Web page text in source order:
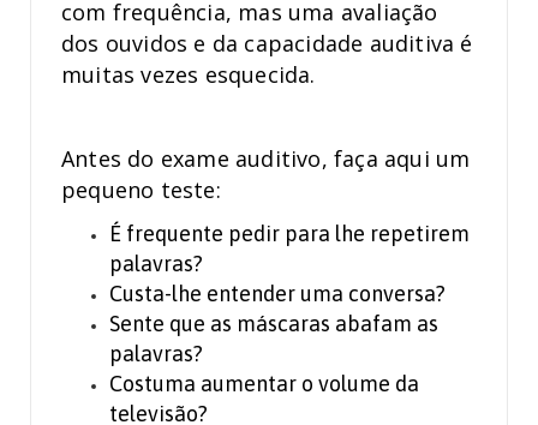
com frequência, mas uma avaliação
dos ouvidos e da capacidade auditiva é
muitas vezes esquecida.
Antes do exame auditivo, faça aqui um
pequeno teste:
É frequente pedir para lhe repetirem
palavras?
Custa-lhe entender uma conversa?
Sente que as máscaras abafam as
palavras?
Costuma aumentar o volume da
televisão?